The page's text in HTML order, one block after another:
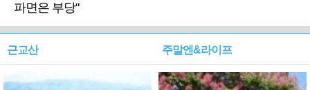
파면은 부당"
근교산 주말엔&라이프